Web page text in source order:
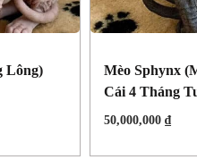
Lông)
Mèo Sphynx
Cái 4 Tháng
50,000,000 ₫